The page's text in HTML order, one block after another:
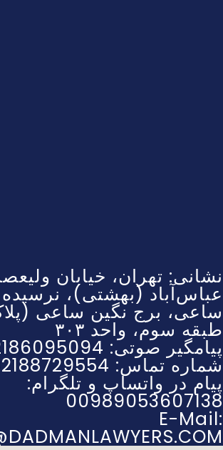
نشانی: تهران، خیابان
عباس‌آباد (بهشتی)،
طبقه سوم، واحد ۳۰۳
پیامگیر صوتی: 02186095094
شماره تماس: 02188729554
پیام در واتساپ و تلگرام:
00989053607138
E-Mail: